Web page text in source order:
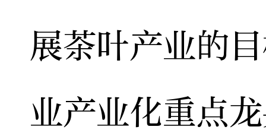
展茶叶产业的
业产业化重点